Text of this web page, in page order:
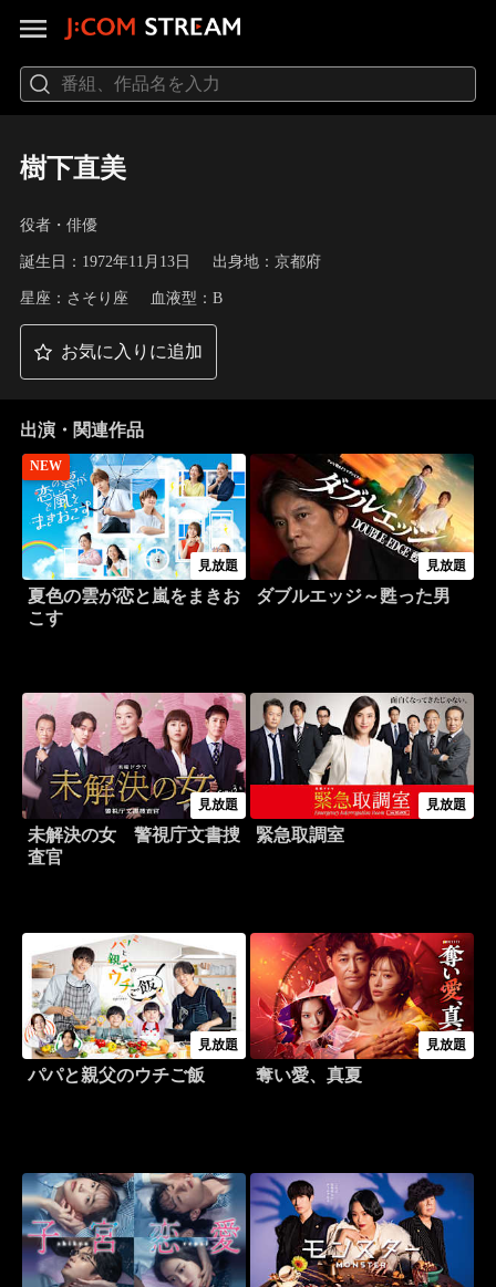
樹下直美
役者・俳優
誕生日：1972年11月13日 出身地：京都府
星座：さそり座 血液型：B
お気に入りに追加
出演・関連作品
NEW
見放題
夏色の雲が恋と嵐をまきお
こす
見放題
ダブルエッジ～甦った男
見放題
未解決の女 警視庁文書捜
査官
見放題
緊急取調室
見放題
パパと親父のウチご飯
見放題
奪い愛、真夏